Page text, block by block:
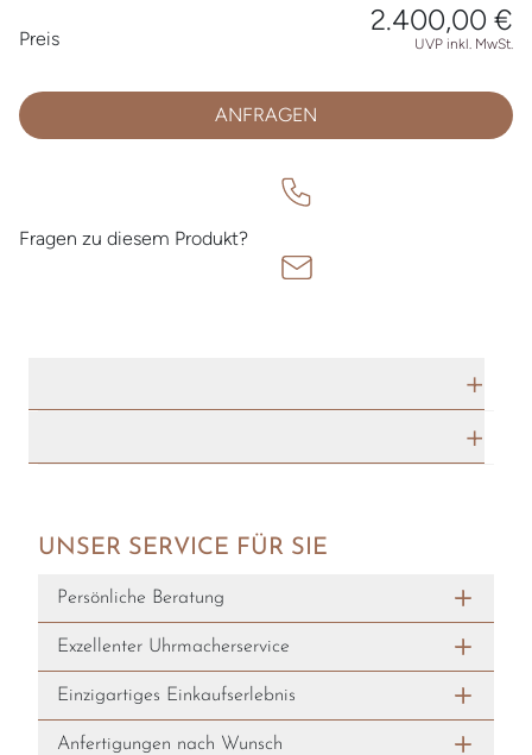
Preisinformationen
Preis
2.400,00 €
UVP inkl. MwSt.
ANFRAGEN
Fragen zu diesem Produkt?
UNSER SERVICE FÜR SIE
Persönliche Beratung
Exzellenter Uhrmacherservice
Einzigartiges Einkaufserlebnis
Anfertigungen nach Wunsch